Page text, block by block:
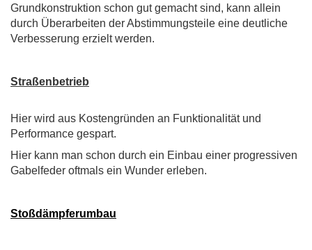
Grundkonstruktion schon gut gemacht sind, kann allein
durch Überarbeiten der Abstimmungsteile eine deutliche
Verbesserung erzielt werden.
Straßenbetrieb
Hier wird aus Kostengründen an Funktionalität und
Performance gespart.
Hier kann man schon durch ein Einbau einer progressiven
Gabelfeder oftmals ein Wunder erleben.
Stoßdämpferumbau